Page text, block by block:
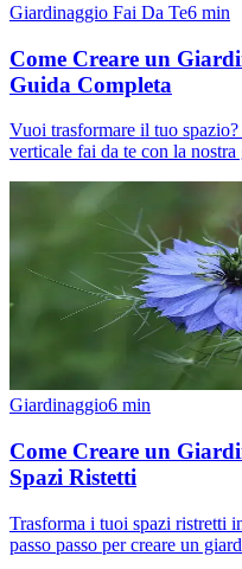
Giardinaggio Fai Da Te6 min
Come Creare un
Guida Completa
Vuoi trasformare il tuo
verticale fai da te con la
Giardinaggio6 min
Come Creare un
Spazi Ristetti
Trasforma i tuoi spazi ristretti
passo passo per creare un